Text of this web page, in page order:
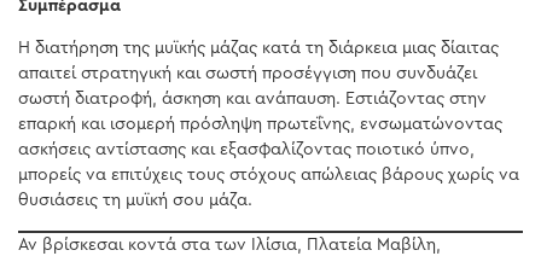
Συμπέρασμα
Η διατήρηση της μυϊκής μάζας κατά τη διάρκεια μιας δίαιτας
απαιτεί στρατηγική και σωστή προσέγγιση που συνδυάζει
σωστή διατροφή, άσκηση και ανάπαυση. Εστιάζοντας στην
επαρκή και ισομερή πρόσληψη πρωτεΐνης, ενσωματώνοντας
ασκήσεις αντίστασης και εξασφαλίζοντας ποιοτικό ύπνο,
μπορείς να επιτύχεις τους στόχους απώλειας βάρους χωρίς να
θυσιάσεις τη μυϊκή σου μάζα.
Αν βρίσκεσαι κοντά στα των Ιλίσια, Πλατεία Μαβίλη,